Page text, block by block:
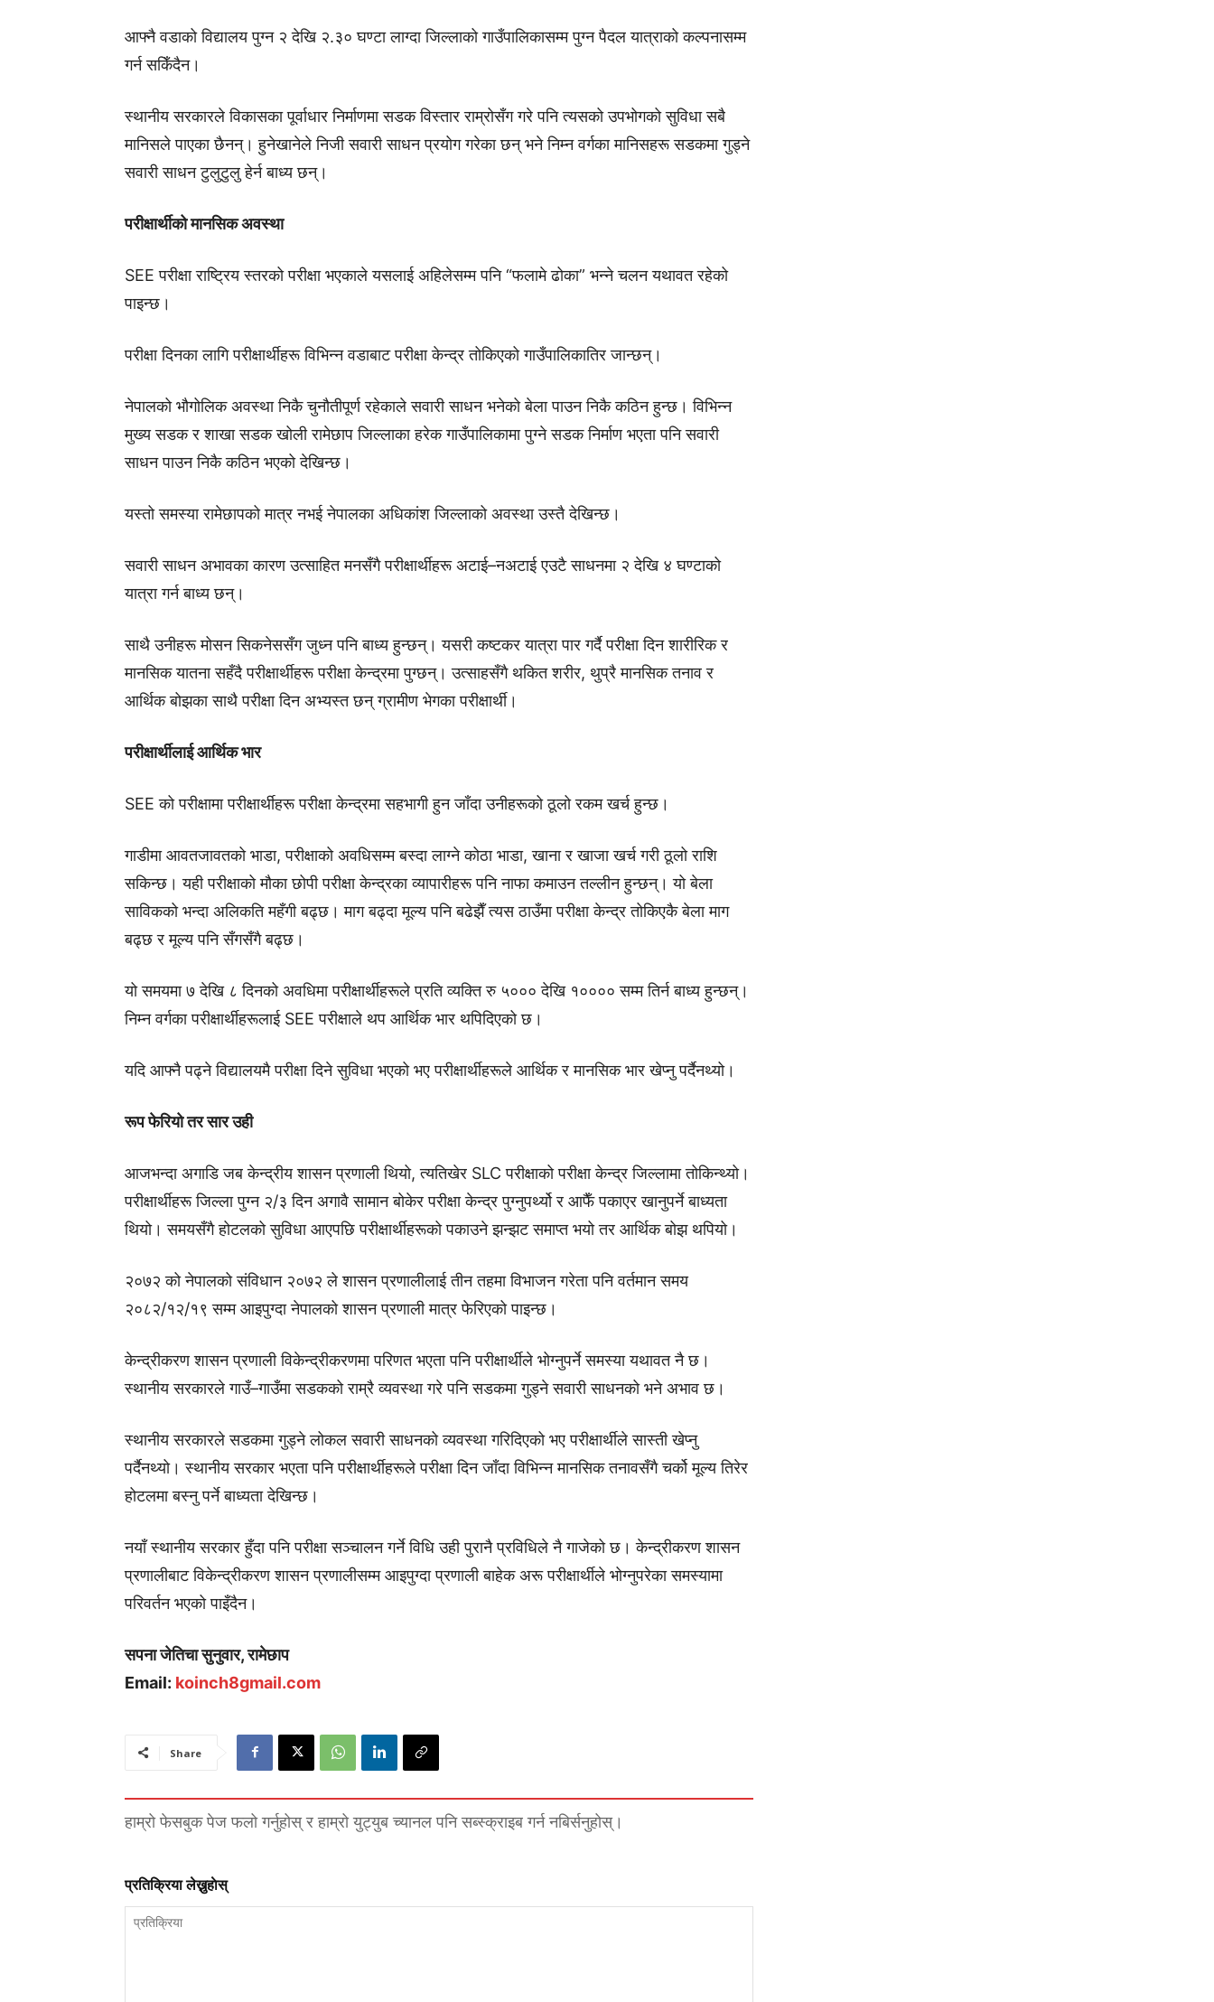
आफ्नै वडाको विद्यालय पुग्न २ देखि २.३० घण्टा लाग्दा जिल्लाको गाउँपालिकासम्म पुग्न पैदल यात्राको कल्पनासम्म
गर्न सकिँदैन।
स्थानीय सरकारले विकासका पूर्वाधार निर्माणमा सडक विस्तार राम्रोसँग गरे पनि त्यसको उपभोगको सुविधा सबै
मानिसले पाएका छैनन्। हुनेखानेले निजी सवारी साधन प्रयोग गरेका छन् भने निम्न वर्गका मानिसहरू सडकमा गुड्ने
सवारी साधन टुलुटुलु हेर्न बाध्य छन्।
परीक्षार्थीको मानसिक अवस्था
SEE परीक्षा राष्ट्रिय स्तरको परीक्षा भएकाले यसलाई अहिलेसम्म पनि “फलामे ढोका” भन्ने चलन यथावत रहेको
पाइन्छ।
परीक्षा दिनका लागि परीक्षार्थीहरू विभिन्न वडाबाट परीक्षा केन्द्र तोकिएको गाउँपालिकातिर जान्छन्।
नेपालको भौगोलिक अवस्था निकै चुनौतीपूर्ण रहेकाले सवारी साधन भनेको बेला पाउन निकै कठिन हुन्छ। विभिन्न
मुख्य सडक र शाखा सडक खोलीरामेछाप जिल्लाका हरेक गाउँपालिकामा पुग्ने सडक निर्माण भएता पनि सवारी
साधन पाउन निकै कठिन भएको देखिन्छ।
यस्तो समस्या रामेछापको मात्र नभई नेपालका अधिकांश जिल्लाको अवस्था उस्तै देखिन्छ।
सवारी साधन अभावका कारण उत्साहित मनसँगै परीक्षार्थीहरू अटाई–नअटाई एउटै साधनमा २ देखि ४ घण्टाको
यात्रा गर्न बाध्य छन्।
साथै उनीहरू मोसन सिकनेससँग जुध्न पनि बाध्य हुन्छन्। यसरी कष्टकर यात्रा पार गर्दै परीक्षा दिन शारीरिक र
मानसिक यातना सहँदै परीक्षार्थीहरू परीक्षा केन्द्रमा पुग्छन्। उत्साहसँगै थकित शरीर, थुप्रै मानसिक तनाव र
आर्थिक बोझका साथै परीक्षा दिन अभ्यस्त छन् ग्रामीण भेगका परीक्षार्थी।
परीक्षार्थीलाई आर्थिक भार
SEE को परीक्षामा परीक्षार्थीहरू परीक्षा केन्द्रमा सहभागी हुन जाँदा उनीहरूको ठूलो रकम खर्च हुन्छ।
गाडीमा आवतजावतको भाडा, परीक्षाको अवधिसम्म बस्दा लाग्ने कोठा भाडा, खाना र खाजा खर्च गरी ठूलो राशि
सकिन्छ। यही परीक्षाको मौका छोपी परीक्षा केन्द्रका व्यापारीहरू पनि नाफा कमाउन तल्लीन हुन्छन्। यो बेला
साविकको भन्दा अलिकति महँगी बढ्छ। माग बढ्दा मूल्य पनि बढेझैँ त्यस ठाउँमा परीक्षा केन्द्र तोकिएकै बेला माग
बढ्छ र मूल्य पनि सँगसँगै बढ्छ।
यो समयमा ७ देखि ८ दिनको अवधिमा परीक्षार्थीहरूले प्रति व्यक्ति रु ५००० देखि १०००० सम्म तिर्न बाध्य हुन्छन्।
निम्न वर्गका परीक्षार्थीहरूलाई SEE परीक्षाले थप आर्थिक भार थपिदिएको छ।
यदि आफ्नै पढ्ने विद्यालयमै परीक्षा दिने सुविधा भएको भए परीक्षार्थीहरूले आर्थिक र मानसिक भार खेप्नु पर्दैनथ्यो।
रूप फेरियो तर सार उही
आजभन्दा अगाडि जब केन्द्रीय शासन प्रणाली थियो, त्यतिखेर SLC परीक्षाको परीक्षा केन्द्र जिल्लामा तोकिन्थ्यो।
परीक्षार्थीहरू जिल्ला पुग्न २/३ दिन अगावै सामान बोकेर परीक्षा केन्द्र पुग्नुपर्थ्यो र आफैँ पकाएर खानुपर्ने बाध्यता
थियो। समयसँगै होटलको सुविधा आएपछि परीक्षार्थीहरूको पकाउने झन्झट समाप्त भयो तर आर्थिक बोझ थपियो।
२०७२ कोनेपालको संविधान २०७२ ले शासन प्रणालीलाई तीन तहमा विभाजन गरेता पनि वर्तमान समय
२०८२/१२/१९ सम्म आइपुग्दा नेपालको शासन प्रणाली मात्र फेरिएको पाइन्छ।
केन्द्रीकरण शासन प्रणाली विकेन्द्रीकरणमा परिणत भएता पनि परीक्षार्थीले भोग्नुपर्ने समस्या यथावत नै छ।
स्थानीय सरकारले गाउँ–गाउँमा सडकको राम्रै व्यवस्था गरे पनि सडकमा गुड्ने सवारी साधनको भने अभाव छ।
स्थानीय सरकारले सडकमा गुड्ने लोकल सवारी साधनको व्यवस्था गरिदिएको भए परीक्षार्थीले सास्ती खेप्नु
पर्दैनथ्यो। स्थानीय सरकार भएता पनि परीक्षार्थीहरूले परीक्षा दिन जाँदा विभिन्न मानसिक तनावसँगै चर्को मूल्य तिरेर
होटलमा बस्नु पर्ने बाध्यता देखिन्छ।
नयाँ स्थानीय सरकार हुँदा पनि परीक्षा सञ्चालन गर्ने विधि उही पुरानै प्रविधिले नै गाजेको छ। केन्द्रीकरण शासन
प्रणालीबाट विकेन्द्रीकरण शासन प्रणालीसम्म आइपुग्दा प्रणाली बाहेक अरू परीक्षार्थीले भोग्नुपरेका समस्यामा
परिवर्तन भएको पाइँदैन।
सपना जेतिचा सुनुवार, रामेछाप
Email: koinch8gmail.com
Share
हाम्रो फेसबुक पेज फलो गर्नुहोस् र हाम्रो युट्युब च्यानल पनि सब्स्क्राइब गर्न नबिर्सनुहोस्।
प्रतिक्रिया लेख्नुहाेस्